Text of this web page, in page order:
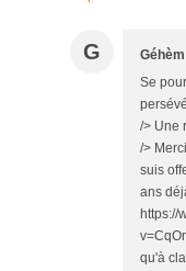
G Géhèm
Se
/> Une
/>
suis
ans
https://
qu'à